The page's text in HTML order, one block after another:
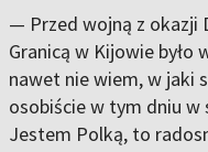
— Przed wojną z okazji
Granicą w Kijowie
nawet nie wiem, w jaki
osobiście w tym dniu
Jestem Polką, to